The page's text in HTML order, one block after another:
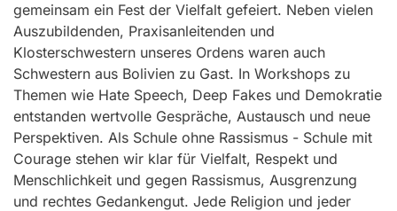
gemeinsam ein Fest der Vielfalt gefeiert. Neben vielen
Auszubildenden, Praxisanleitenden und
Klosterschwestern unseres Ordens waren auch
Schwestern aus Bolivien zu Gast. In Workshops zu
Themen wie Hate Speech, Deep Fakes und Demokratie
entstanden wertvolle Gespräche, Austausch und neue
Perspektiven. Als Schule ohne Rassismus - Schule mit
Courage stehen wir klar für Vielfalt, Respekt und
Menschlichkeit und gegen Rassismus, Ausgrenzung
und rechtes Gedankengut. Jede Religion und jeder